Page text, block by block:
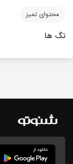
محتوای تمیز
تگ ها